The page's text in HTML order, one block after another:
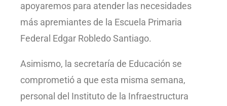
apoyaremos para atender las necesidades
más apremiantes de la Escuela Primaria
Federal Edgar Robledo Santiago.
Asimismo, la secretaría de Educación se
comprometió a que esta misma semana,
personal del Instituto de la Infraestructura